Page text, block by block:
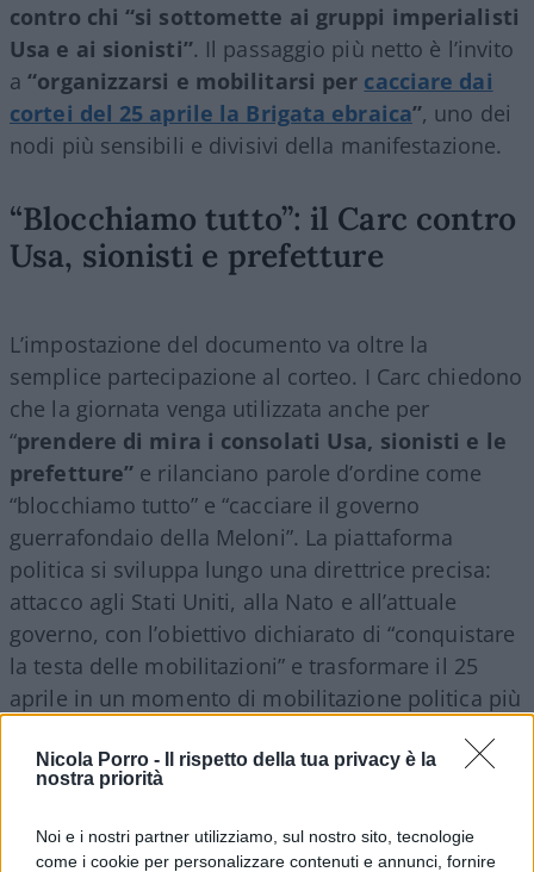
Nicola Porro -
Il rispetto della tua privacy è la
nostra priorità
Noi e i nostri partner utilizziamo, sul nostro sito, tecnologie
come i cookie per personalizzare contenuti e annunci, fornire
contro chi “si sottomette ai gruppi imperialisti
Usa e ai sionisti”. Il passaggio più netto è l’invito
a“organizzarsi e mobilitarsi per cacciare dai
cortei del 25 aprile la Brigata ebraica”, uno dei
nodi più sensibili e divisivi della manifestazione.
“Blocchiamo tutto”: il Carc contro
Usa, sionisti e prefetture
L’impostazione del documento va oltre la
semplice partecipazione al corteo. I Carc chiedono
che la giornata venga utilizzata anche per
“prendere di mira i consolati Usa, sionisti e le
prefetture” e rilanciano parole d’ordine come
“blocchiamo tutto” e “cacciare il governo
guerrafondaio della Meloni”. La piattaforma
politica si sviluppa lungo una direttrice precisa:
attacco agli Stati Uniti, alla Nato e all’attuale
governo, con l’obiettivo dichiarato di “conquistare
la testa delle mobilitazioni” e trasformare il 25
aprile in un momento di mobilitazione politica più
L’inchiesta di Napoli: accuse
pesanti su alcuni militanti